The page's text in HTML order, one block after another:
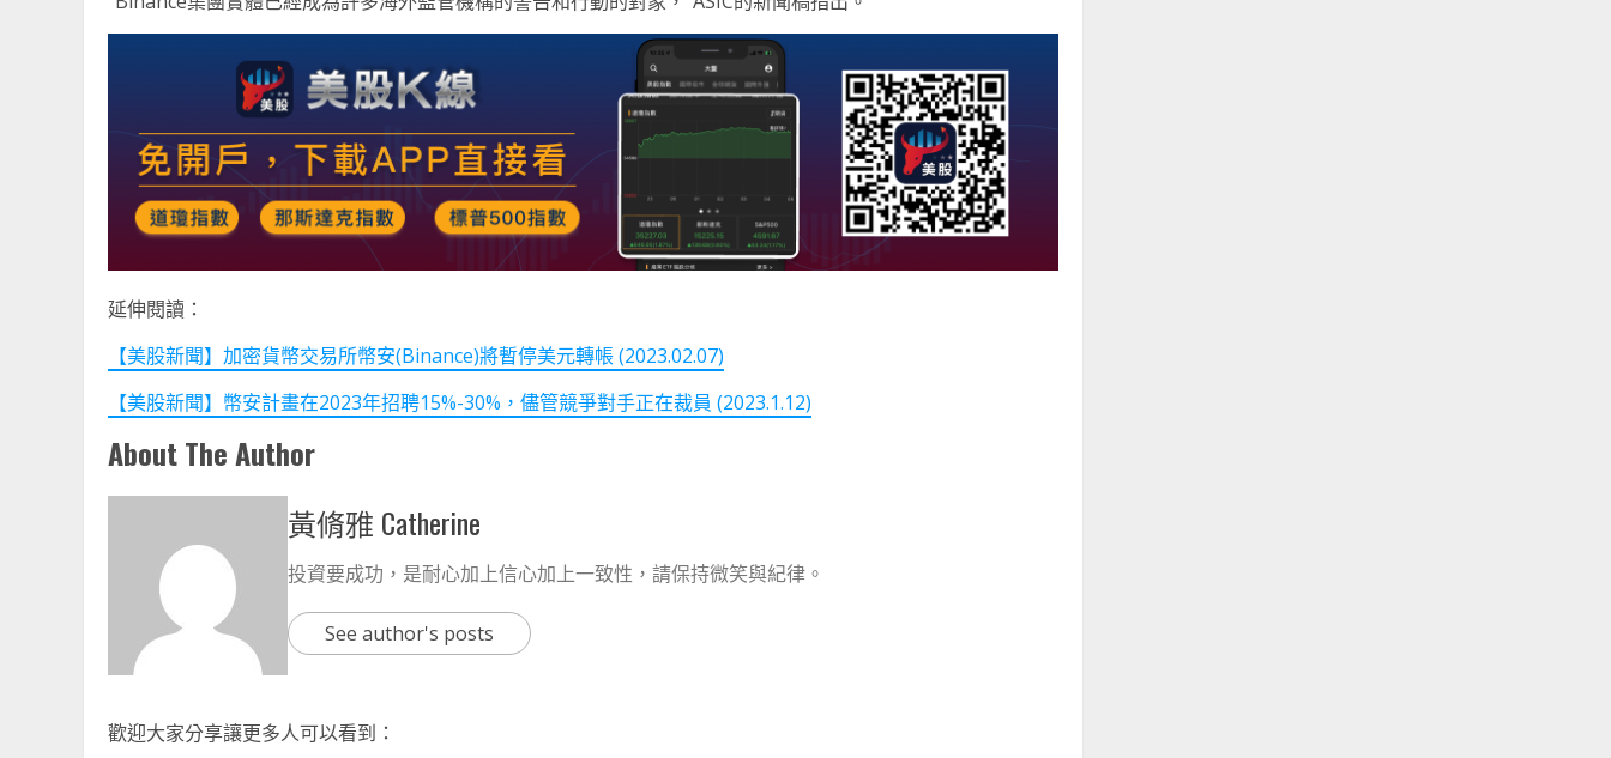
延伸閱讀：
【美股新聞】加密貨幣交易所幣安(Binance)將暫停美元轉帳 (2023.02.07)
【美股新聞】幣安計畫在2023年招聘15%-30%，儘管競爭對手正在裁員 (2023.1.12)
About The Author
黃脩雅 Catherine
投資要成功，是耐心加上信心加上一致性，請保持微笑與紀律。
See author's posts
歡迎大家分享讓更多人可以看到：